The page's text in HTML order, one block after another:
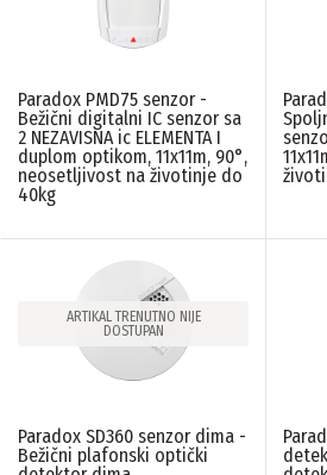
Paradox PMD75 senzor -
Bežični digitalni IC senzor sa
2 NEZAVISNA ic ELEMENTA I
duplom optikom, 11x11m, 90°,
neosetljivost na životinje do
40kg
ARTIKAL TRENUTNO NIJE
DOSTUPAN
Paradox SD360 senzor dima -
Bežični plafonski optički